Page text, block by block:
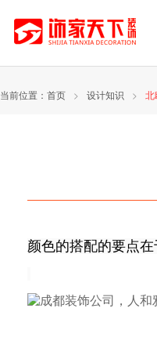
当前位置： 首页 > 设计知识 > 北
颜色的搭配的要点